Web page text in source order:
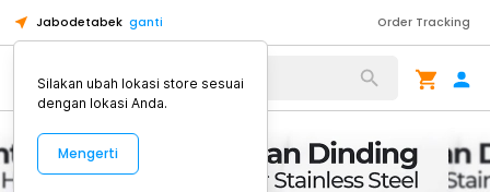
Jabodetabek ganti Order Tracking
Alat Kopi
Silakan ubah lokasi store sesuai
dengan lokasi Anda.
Mengerti